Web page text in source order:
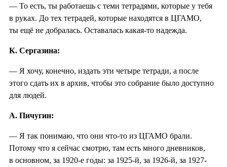
— То есть, ты работаешь с теми тетрадями, которые у тебя
в руках. До тех тетрадей, которые находятся в ЦГАМО,
ты ещё не добралась. Оставалась какая-то надежда.
К. Сергазина:
— Я хочу, конечно, издать эти четыре тетради, а после
этого сдать их в архив, чтобы это собрание было доступно
для людей.
А. Пичугин:
— Я так понимаю, что они что-то из ЦГАМО брали.
Потому что я сейчас смотрю, там есть много дневников,
в основном, за 1920-е годы: за 1925-й, за 1926-й, за 1927-